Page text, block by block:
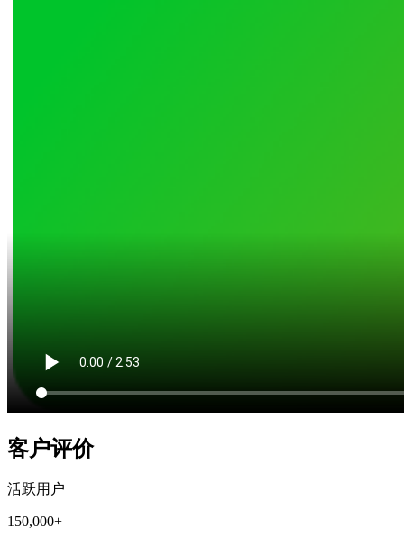
客户评价
活跃用户
150,000+